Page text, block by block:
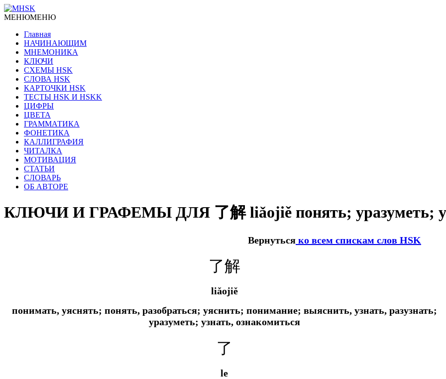
МЕНЮМЕНЮ
Главная
НАЧИНАЮЩИМ
МНЕМОНИКА
КЛЮЧИ
СХЕМЫ HSK
СЛОВА HSK
КАРТОЧКИ HSK
ТЕСТЫ HSK И HSKK
ЦИФРЫ
ЦВЕТА
ГРАММАТИКА
ФОНЕТИКА
КАЛЛИГРАФИЯ
ЧИТАЛКА
МОТИВАЦИЯ
СТАТЬИ
СЛОВАРЬ
ОБ АВТОРЕ
КЛЮЧИ И ГРАФЕМЫ ДЛЯ 了解 liǎojiě понять; уразуметь;
Вернуться ко всем спискам слов HSK
了解
liǎojiě
понимать, уяснять; понять, разобраться; уяснить; понимание; выяснить, узнать, разузнать;
уразуметь; узнать, ознакомиться
了
le